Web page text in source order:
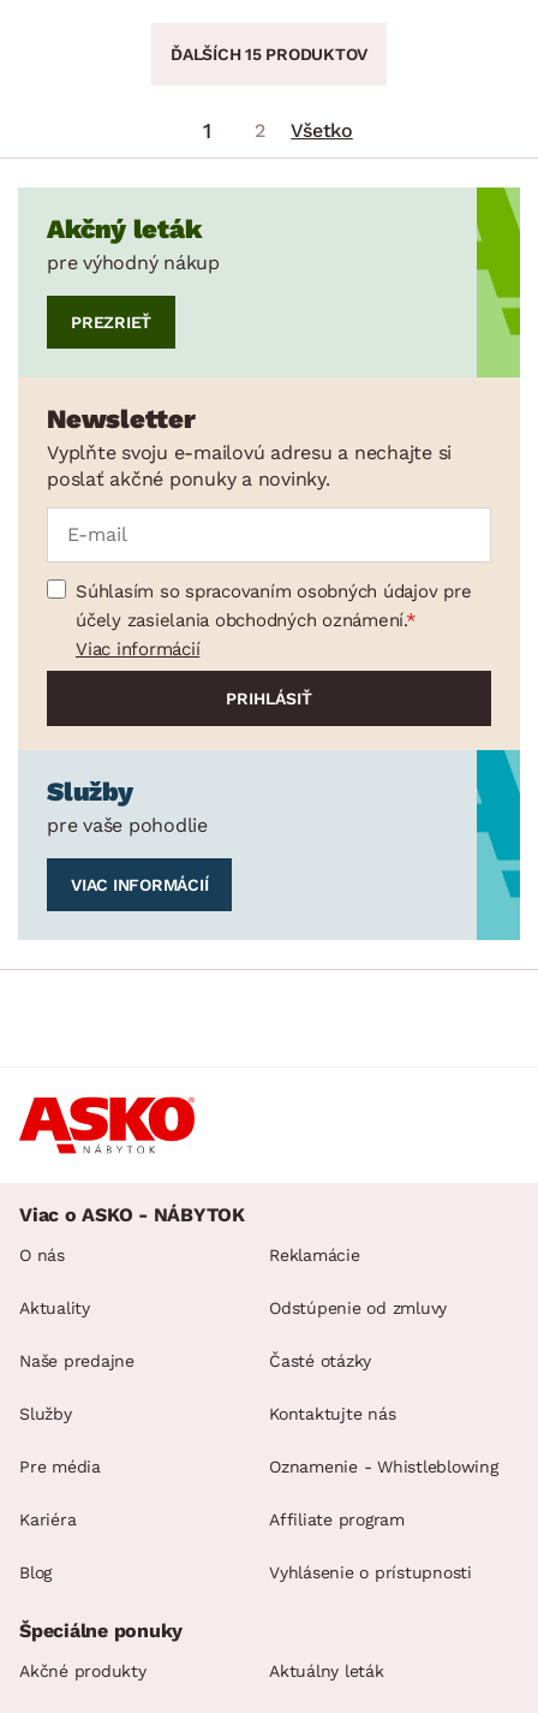
ĎALŠÍCH 15 PRODUKTOV
1 2 Všetko
Akčný leták
pre výhodný nákup
PREZRIEŤ
Newsletter
Vyplňte svoju e-mailovú adresu a nechajte si
poslať akčné ponuky a novinky.
Súhlasím so spracovaním osobných údajov pre
účely zasielania obchodných oznámení.
Viac informácií
Služby
pre vaše pohodlie
VIAC INFORMÁCIÍ
Viac o ASKO - NÁBYTOK
O nás
Aktuality
Naše predajne
Služby
Pre média
Kariéra
Blog
Reklamácie
Odstúpenie od zmluvy
Časté otázky
Kontaktujte nás
Oznamenie - Whistleblowing
Affiliate program
Vyhlásenie o prístupnosti
Špeciálne ponuky
Akčné produkty Aktuálny leták